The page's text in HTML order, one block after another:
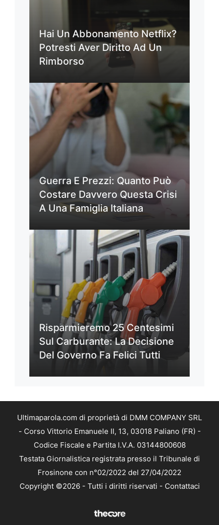
Hai Un Abbonamento Netflix?
Potresti Aver Diritto Ad Un
Rimborso
Guerra E Prezzi: Quanto Può
Costare Davvero Questa Crisi
A Una Famiglia Italiana
Risparmieremo 25 Centesimi
Sul Carburante: La Decisione
Del Governo Fa Felici Tutti
Ultimaparola.com di proprietà di DMM COMPANY SRL
- Corso Vittorio Emanuele II, 13, 03018 Paliano (FR) -
Codice Fiscale e Partita I.V.A. 03144800608
Testata Giornalistica registrata presso il Tribunale di
Frosinone con n°02/2022 del 27/04/2022
Copyright ©2026 - Tutti i diritti riservati - Contattaci